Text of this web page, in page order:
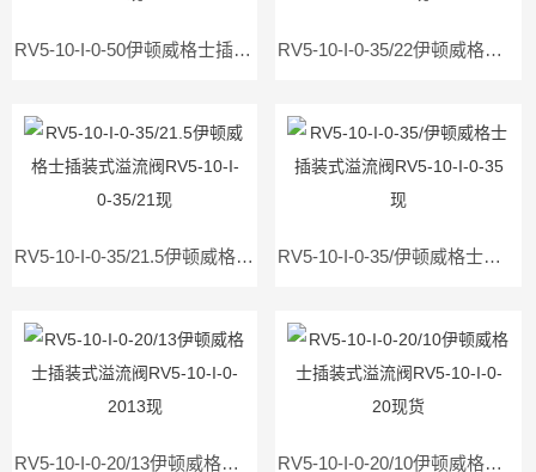
RV5-10-I-0-50伊顿威格士插装式溢流阀RV5-10-I-0—50现 RV5-10-I-0-35/22伊顿威格士插装式溢流阀RV5-10-I-0-35-22现
RV5-10-I-0-35/21.5伊顿威格士插装式溢流阀RV5-10-I-0-35/21现 RV5-10-I-0-35/伊顿威格士插装式溢流阀RV5-10-I-0-35现
RV5-10-I-0-20/13伊顿威格士插装式溢流阀RV5-10-I-0-2013现 RV5-10-I-0-20/10伊顿威格士插装式溢流阀RV5-10-I-0-20现货